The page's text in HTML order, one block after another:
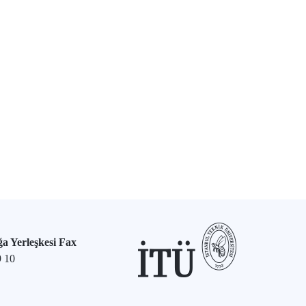
Yerleşkesi Fax
10